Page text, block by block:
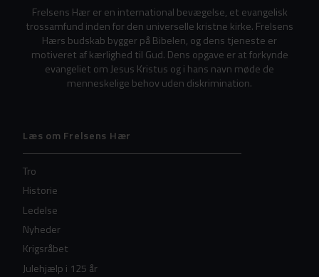
Frelsens Hær er en international bevægelse, et evangelisk
trossamfund inden for den universelle kristne kirke. Frelsens
Hærs budskab bygger på Bibelen, og dens tjeneste er
motiveret af kærlighed til Gud. Dens opgave er at forkynde
evangeliet om Jesus Kristus og i hans navn møde de
menneskelige behov uden diskrimination.
Læs om Frelsens Hær
Tro
Historie
Ledelse
Nyheder
Krigsråbet
Julehjælp i 125 år